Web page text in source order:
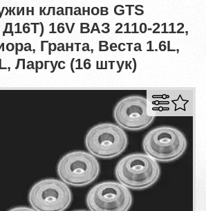
клапанов GTS
16V ВАЗ 2110-2112,
Гранта, Веста 1.6L,
Ларгус (16 штук)